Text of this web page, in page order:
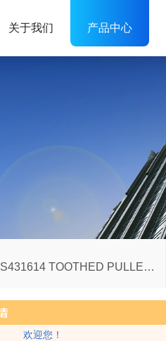
欢迎您！
关于我们 产品中心
S431614 TOOTHED PULLEY, DIVIDER DRIVE FOR OPTIM,X